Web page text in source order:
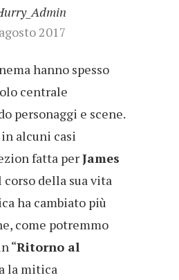
2017
hanno spesso
centrale
personaggi e scene.
alcuni casi
fatta perJames
corso della sua vita
ha cambiato più
come potremmo
“Ritorno al
la mitica